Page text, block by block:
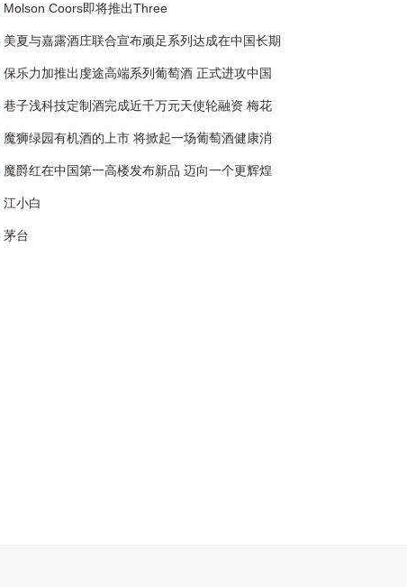
Molson Coors即将推出Three
美夏与嘉露酒庄联合宣布顽足系列达成在中国长期
保乐力加推出虔途高端系列葡萄酒 正式进攻中国
巷子浅科技定制酒完成近千万元天使轮融资 梅花
魔狮绿园有机酒的上市 将掀起一场葡萄酒健康消
魔爵红在中国第一高楼发布新品 迈向一个更辉煌
江小白
茅台